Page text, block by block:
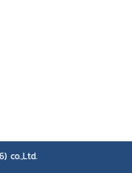
co.,Ltd.